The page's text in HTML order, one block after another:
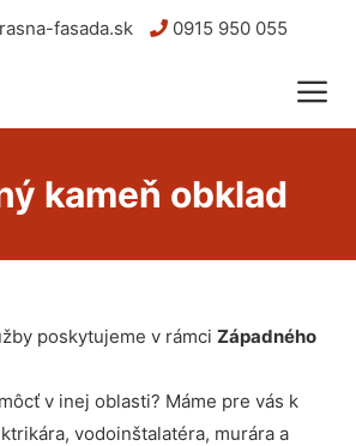
fasada.sk 0915 950 055
kameň obklad
poskytujeme v rámci Západného
v inej oblasti? Máme pre vás k
vodoinštalatéra, murára a